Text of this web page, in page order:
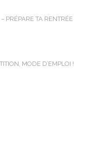
PRÉPARE TA RENTRÉE
MODE D’EMPLOI !